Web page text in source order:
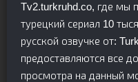
Tv2.turkruhd.co, где мы
турецкий сериал 10
русской озвучке от:
предоставляются все
просмотра на данный